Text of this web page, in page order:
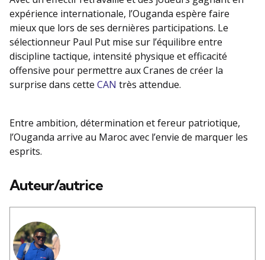
expérience internationale, l’Ouganda espère faire
mieux que lors de ses dernières participations. Le
sélectionneur Paul Put mise sur l’équilibre entre
discipline tactique, intensité physique et efficacité
offensive pour permettre aux Cranes de créer la
surprise dans cette CAN très attendue.
Entre ambition, détermination et fereur patriotique,
l’Ouganda arrive au Maroc avec l’envie de marquer les
esprits.
Auteur/autrice